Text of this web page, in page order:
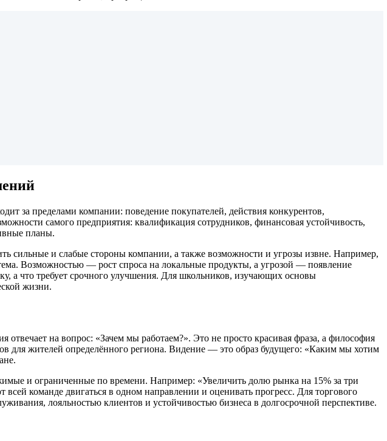
за пределами компании: поведение покупателей, действия конкурентов,
самого предприятия: квалификация сотрудников, финансовая устойчивость,
планы.
сильные и слабые стороны компании, а также возможности и угрозы извне. Например,
Возможностью — рост спроса на локальные продукты, а угрозой — появление
а что требует срочного улучшения. Для школьников, изучающих основы
жизни.
отвечает на вопрос: «Зачем мы работаем?». Это не просто красивая фраза, а философия
для жителей определённого региона. Видение — это образ будущего: «Каким мы хотим
и ограниченные по времени. Например: «Увеличить долю рынка на 15% за три
команде двигаться в одном направлении и оценивать прогресс. Для торгового
лояльностью клиентов и устойчивостью бизнеса в долгосрочной перспективе.